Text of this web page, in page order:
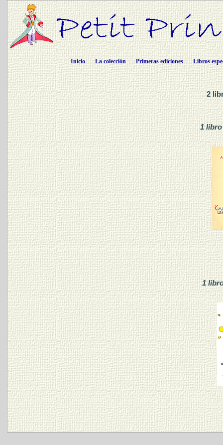
Inicio La colección Primeras ediciones Libros
2
1
1